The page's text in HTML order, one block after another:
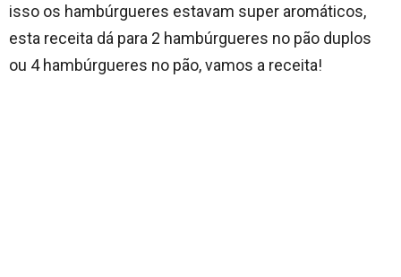
isso os hambúrgueres estavam super aromáticos,
esta receita dá para 2 hambúrgueres no pão duplos
ou 4 hambúrgueres no pão, vamos a receita!